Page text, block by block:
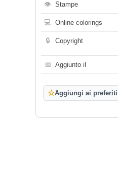
👁 Stampe
💻 Online colorings
🔒 Copyright
📅 Aggiunto il
☆Aggiungi ai preferiti